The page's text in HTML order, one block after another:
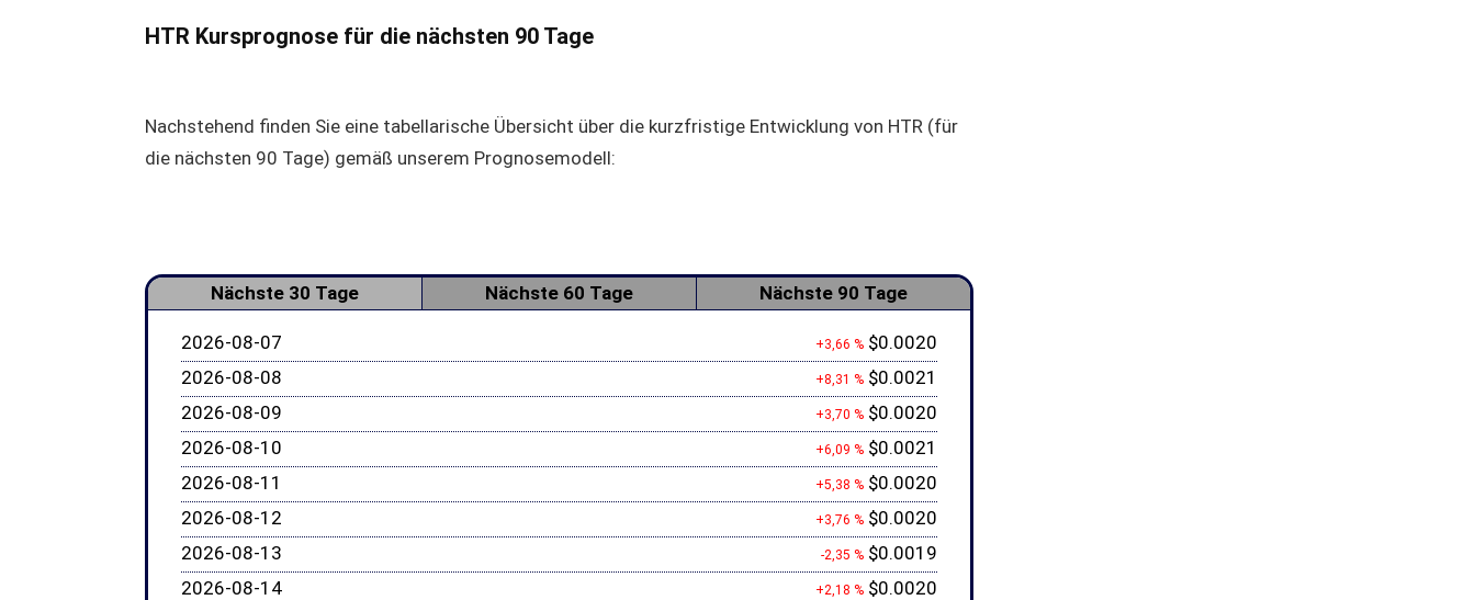
HTR Kursprognose für die nächsten 90 Tage
Nachstehend finden Sie eine tabellarische Übersicht über die kurzfristige Entwicklung von HTR (für
die nächsten 90 Tage) gemäß unserem Prognosemodell:
Nächste 30 Tage Nächste 60 Tage Nächste 90 Tage
2026-08-07 +3,66 % $0.0020
2026-08-08
+8,31 % $0.0021
2026-08-09
+3,70 % $0.0020
2026-08-10
+6,09 % $0.0021
2026-08-11
+5,38 % $0.0020
2026-08-12
+3,76 % $0.0020
2026-08-13
-2,35 % $0.0019
2026-08-14
+2,18 % $0.0020